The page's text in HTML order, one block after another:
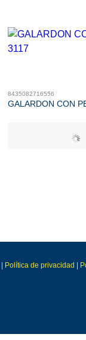
8435082716556
GALARDON CON
Política de privacidad